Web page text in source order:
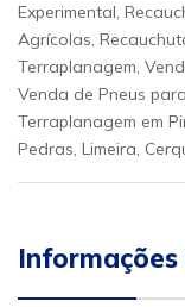
Experimental,
Agrícolas,
Terraplanagem,
Venda de Pneus
Terraplanagem em
Pedras, Limeira,